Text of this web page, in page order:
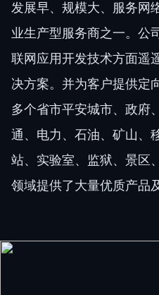
发展早、规模大、服务网
业生产型服务商之一。公
联网应用开发技术方面遥
决方案。并为客户提供定
多个省市平安城市、政府
通、电力、石油、矿山、
站、实验室、监狱、景区
领域提供了大量优质产品